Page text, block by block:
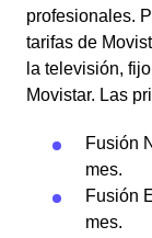
profesionales.
tarifas de
la televisión,
Movistar. Las
Fusión
mes.
Fusión
mes.